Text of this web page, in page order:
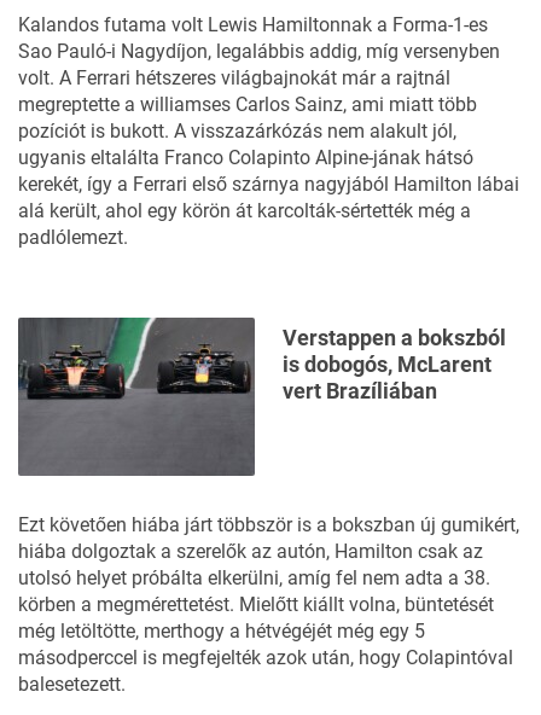
Kalandos futama volt Lewis Hamiltonnak a Forma-1-es
Sao Pauló-i Nagydíjon, legalábbis addig, míg versenyben
volt. A Ferrari hétszeres világbajnokát már a rajtnál
megreptette a williamses Carlos Sainz, ami miatt több
pozíciót is bukott. A visszazárkózás nem alakult jól,
ugyanis eltalálta Franco Colapinto Alpine-jának hátsó
kerekét, így a Ferrari első szárnya nagyjából Hamilton lábai
alá került, ahol egy körön át karcolták-sértették még a
padlólemezt.
Verstappen a bokszból
is dobogós, McLarent
vert Brazíliában
Ezt követően hiába járt többször is a bokszban új gumikért,
hiába dolgoztak a szerelők az autón, Hamilton csak az
utolsó helyet próbálta elkerülni, amíg fel nem adta a 38.
körben a megmérettetést. Mielőtt kiállt volna, büntetését
még letöltötte, merthogy a hétvégéjét még egy 5
másodperccel is megfejelték azok után, hogy Colapintóval
balesetezett.